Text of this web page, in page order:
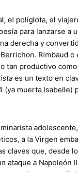
el políglota, el
para lanzarse a
derecha y
Rimbaud
tan productivo
es un texto en
muerta Isabelle)
a la Virgen
claves que, desde
ataque a Napoleón